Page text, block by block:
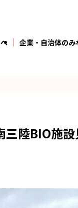
企業・自治体のみ
陸BIO施